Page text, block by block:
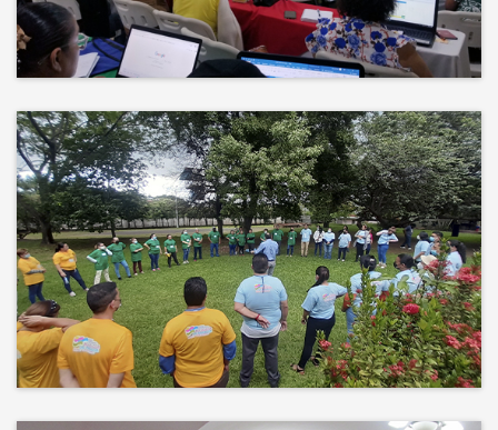
Más que un auditorio, el corazón
de tu evento